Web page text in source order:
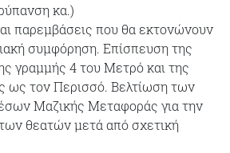
κα.)
παρεμβάσεις που θα εκτονώνουν
συμφόρηση. Επίσπευση της
γραμμής 4 του Μετρό και της
ως τον Περισσό. Βελτίωση των
Μαζικής Μεταφοράς για την
θεατών μετά από σχετική